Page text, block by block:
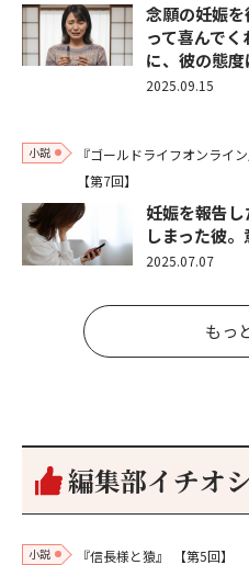
念願の妊娠
って喜んで
に、彼の態
2025.09.15
小説
『ゴールドライフオンライ
【第7回】
妊娠を報告
しまった彼
2025.07.07
もっ
編集部イチオ
小説 『信長様と猿』 【第5回】